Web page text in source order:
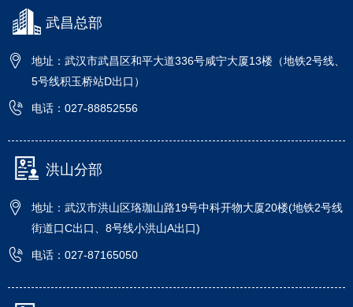
武昌总部
地址：武汉市武昌区和平大道336号咸宁大厦13楼（地铁2号线、
5号线积玉桥站D出口）
电话：027-88852556
洪山分部
地址：武汉市洪山区珞珈山路19号中科开物大厦20楼(地铁2号线
街道口C出口、8号线小洪山A出口)
电话：027-87165050